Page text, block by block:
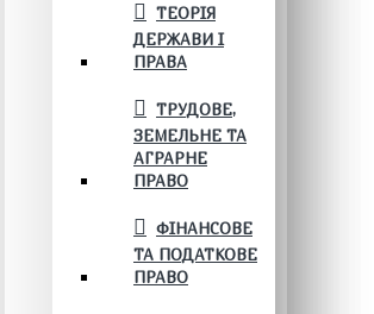
ТЕОРІЯ
ДЕРЖАВИ І
ПРАВА
ТРУДОВЕ,
ЗЕМЕЛЬНЕ ТА
АГРАРНЕ
ПРАВО
ФІНАНСОВЕ
ТА ПОДАТКОВЕ
ПРАВО